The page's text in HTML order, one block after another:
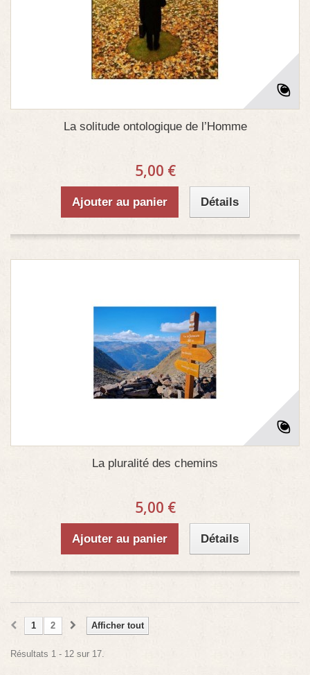
La solitude ontologique de l’Homme
5,00 €
Ajouter au panier Détails
La pluralité des chemins
5,00 €
Ajouter au panier Détails
Afficher tout
1 2
Résultats 1 - 12 sur 17.